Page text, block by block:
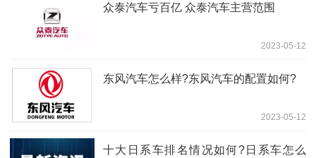
众泰汽车亏百亿 众泰汽车主营范围
2023-05-12
东风汽车怎么样?东风汽车的配置如何?
2023-05-12
十大日系车排名情况如何?日系车怎么